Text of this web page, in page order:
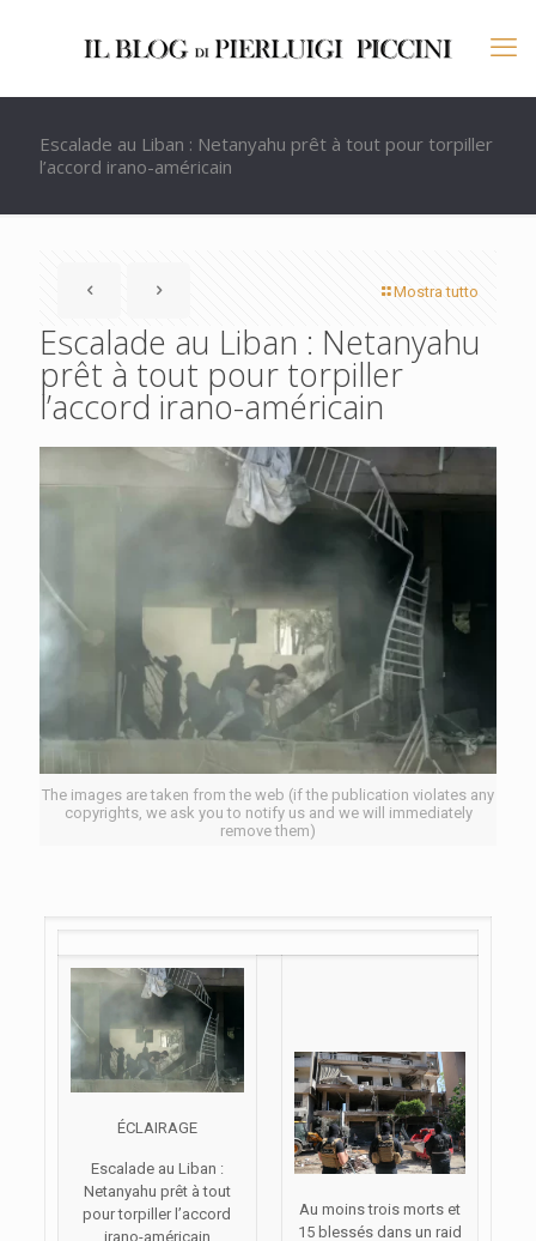
Escalade au Liban : Netanyahu prêt à tout pour torpiller
l’accord irano-américain
Mostra tutto
Escalade au Liban : Netanyahu
prêt à tout pour torpiller
l’accord irano-américain
The images are taken from the web (if the publication violates any
copyrights, we ask you to notify us and we will immediately
remove them)
ÉCLAIRAGE
Escalade au Liban :
Netanyahu prêt à tout
pour torpiller l’accord
irano-américain
Au moins trois morts et
15 blessés dans un raid